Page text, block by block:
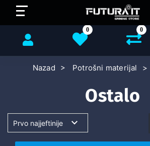
0
0
Nazad Potrošni materijal
Ostalo